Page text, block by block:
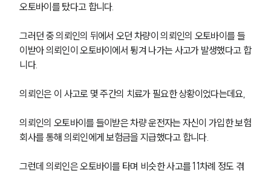
오토바이를 탔다고 합니다.
그러던 중 의뢰인의 뒤에서 오던 차량이 의뢰인의 오토바이를 들
이받아 의뢰인이 오토바이에서 튕겨 나가는 사고가 발생했다고 합
니다.
의뢰인은 이 사고로 몇 주간의 치료가 필요한 상황이었다는데요,
의뢰인의 오토바이를 들이받은 차량 운전자는 자신이 가입한 보험
회사를 통해 의뢰인에게 보험금을 지급했다고 합니다.
그런데 의뢰인은 오토바이를 타며 비슷한 사고를 11차례 정도 겪